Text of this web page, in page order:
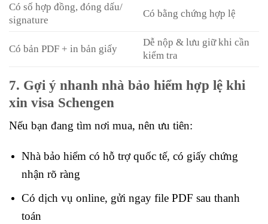
Có số hợp đồng, đóng dấu/
signature
Có bằng chứng hợp lệ
Có bản PDF + in bản giấy
Dễ nộp & lưu giữ khi cần
kiểm tra
7. Gợi ý nhanh nhà bảo hiểm hợp lệ khi
xin visa Schengen
Nếu bạn đang tìm nơi mua, nên ưu tiên:
Nhà bảo hiểm có hỗ trợ quốc tế, có giấy chứng
nhận rõ ràng
Có dịch vụ online, gửi ngay file PDF sau thanh
toán